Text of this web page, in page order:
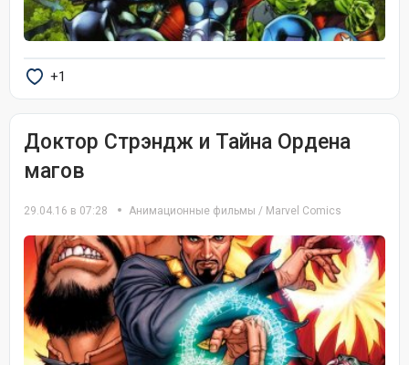
+1
Доктор Стрэндж и Тайна Ордена
магов
29.04.16 в 07:28 Анимационные фильмы / Marvel Comics